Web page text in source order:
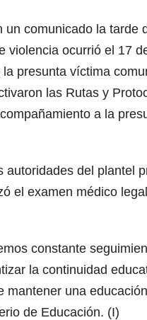
comunicado la tarde
violencia ocurrió el 17
presunta víctima
las Rutas y
a la
del plantel
el examen médico
constante
la continuidad
una
de Educación. (I)